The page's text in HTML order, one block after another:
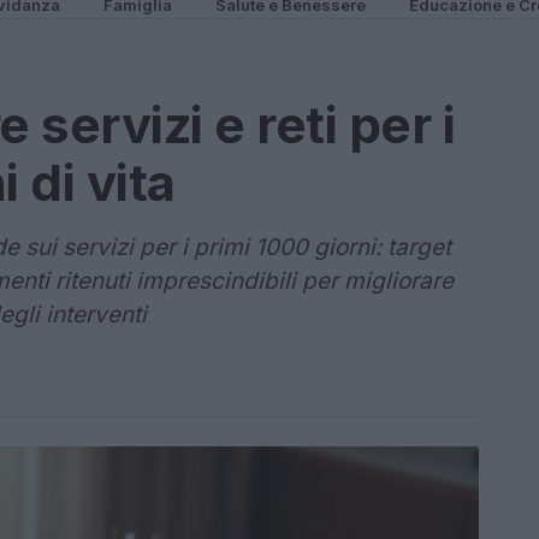
Famiglia Salute e Benessere Educazione e
servizi e reti per i
di vita
sui servizi per i primi 1000 giorni: target
ritenuti imprescindibili per migliorare
interventi